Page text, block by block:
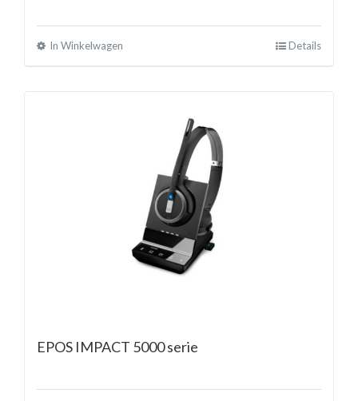
In Winkelwagen Details
EPOS IMPACT 5000 serie